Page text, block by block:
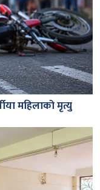
महिलाको मृत्यु